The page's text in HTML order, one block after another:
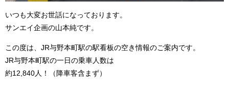
いつも大変お世話になっております。
サンエイ企画の山本純です。
この度は、JR与野本町駅の駅看板の空き情報のご案内です。
JR与野本町駅の一日の乗車人数は
約12,840人！（降車客含まず）